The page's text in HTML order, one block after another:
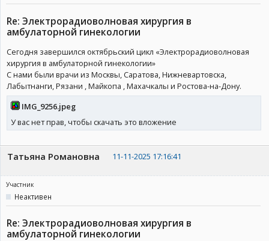
Re: Электрорадиоволновая хирургия в
амбулаторной гинекологии
Сегодня завершился октябрьский цикл «Электрорадиоволновая
хирургия в амбулаторной гинекологии»
С нами были врачи из Москвы, Саратова, Нижневартовска,
Лабытнанги, Рязани , Майкопа , Махачкалы и Ростова-на-Дону.
IMG_9256.jpeg
У вас нет прав, чтобы скачать это вложение
Татьяна Романовна 11-11-2025 17:16:41
Участник
Неактивен
Re: Электрорадиоволновая хирургия в
амбулаторной гинекологии